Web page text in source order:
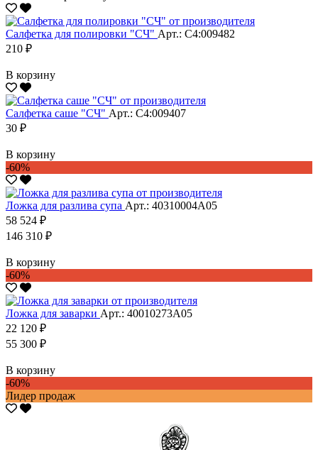
Салфетка для полировки "CЧ" Арт.: С4:009482
210 ₽
В корзину
Салфетка саше "CЧ" Арт.: С4:009407
30 ₽
В корзину
-60%
Ложка для разлива супа Арт.: 40310004А05
58 524 ₽
146 310 ₽
В корзину
-60%
Ложка для заварки Арт.: 40010273А05
22 120 ₽
55 300 ₽
В корзину
-60%
Лидер продаж